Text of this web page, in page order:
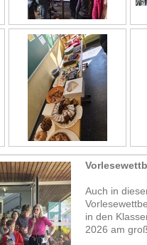
Auch in
in den
2026 am